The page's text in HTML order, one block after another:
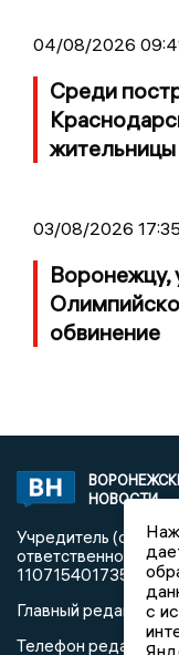
04/08/2026
Среди
03/08/2026 17:35
Воронежцу,
обвинение
НОВОСТИ
Учредитель
1107154017354)
Главный редактор:
Телефон редакции:
с